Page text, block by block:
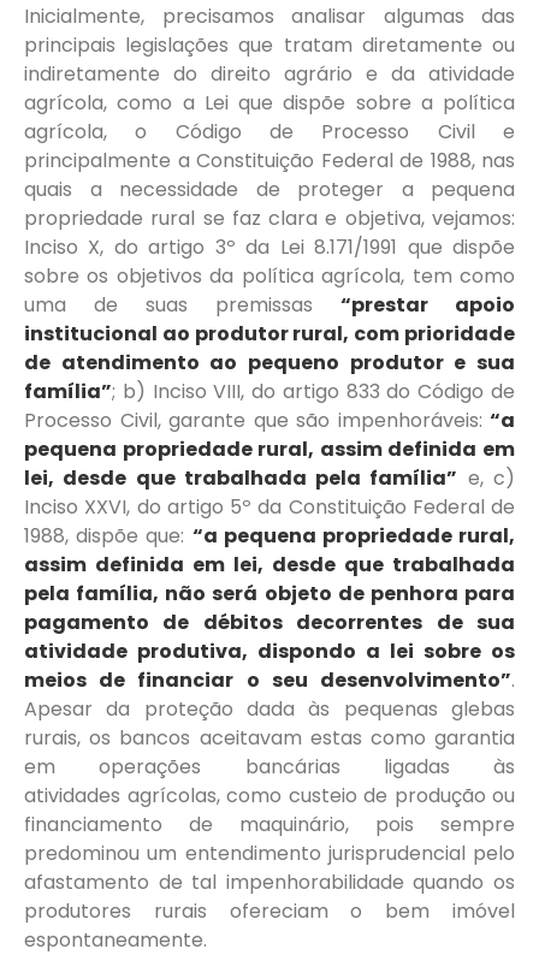
Inicialmente, precisamos analisar algumas das
principais legislações que tratam diretamente ou
indiretamente do direito agrário e da atividade
agrícola, como a Lei que dispõe sobre a política
agrícola, o Código de Processo Civil e
principalmente a Constituição Federal de 1988, nas
quais a necessidade de proteger a pequena
propriedade rural se faz clara e objetiva, vejamos:
Inciso X, do artigo 3º da Lei 8.171/1991 que dispõe
sobre os objetivos da política agrícola, tem como
uma de suas premissas “prestar apoio
institucional ao produtor rural, com prioridade
de atendimento ao pequeno produtor e sua
família”; b) Inciso VIII, do artigo 833 do Código de
Processo Civil, garante que são impenhoráveis: “a
pequena propriedade rural, assim definida em
lei, desde que trabalhada pela família” e, c)
Inciso XXVI, do artigo 5º da Constituição Federal de
1988, dispõe que: “a pequena propriedade rural,
assim definida em lei, desde que trabalhada
pela família, não será objeto de penhora para
pagamento de débitos decorrentes de sua
atividade produtiva, dispondo a lei sobre os
meios de financiar o seu desenvolvimento”.
Apesar da proteção dada às pequenas glebas
rurais, os bancos aceitavam estas como garantia
em operações bancárias ligadas às
atividades agrícolas, como custeio de produção ou
financiamento de maquinário, pois sempre
predominou um entendimento jurisprudencial pelo
afastamento de tal impenhorabilidade quando os
produtores rurais ofereciam o bem imóvel
espontaneamente.